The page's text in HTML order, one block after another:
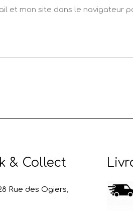
et mon site dans le navigateur
& Collect
Rue des Ogiers,